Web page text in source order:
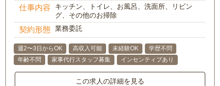
仕事内容
キッチン、トイレ、お風呂、洗面所、リビン
グ、その他のお掃除
契約形態 業務委託
週2〜3日からOK 高収入可能 未経験OK
学歴不問
年齢不問
家事代行スタッフ募集 インセンティブあり
この求人の詳細を見る